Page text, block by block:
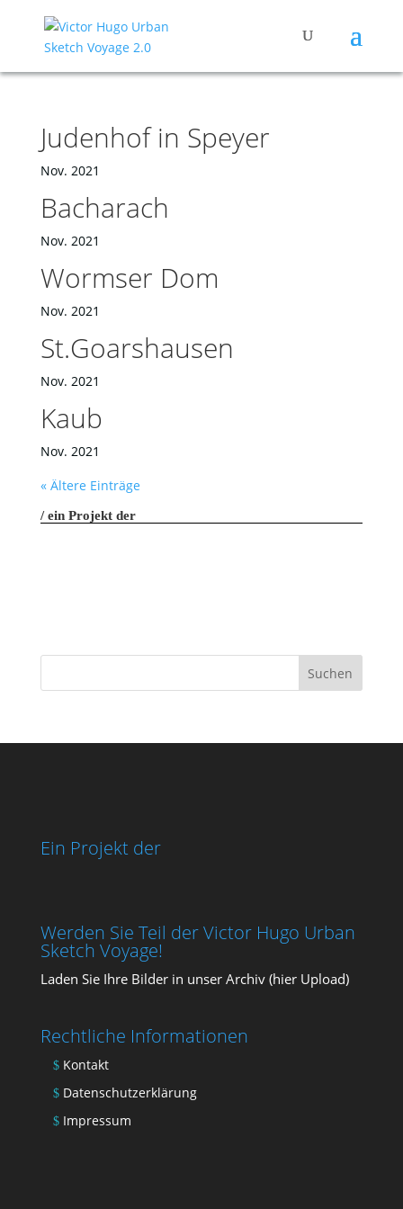
Judenhof in Speyer
Nov. 2021
Bacharach
Nov. 2021
Wormser Dom
Nov. 2021
St.Goarshausen
Nov. 2021
Kaub
Nov. 2021
« Ältere Einträge
ein Projekt der
Ein Projekt der
Werden Sie Teil der Victor Hugo Urban
Sketch Voyage!
Laden Sie Ihre Bil­der in unser Archiv (hier Upload)
Rechtliche Informationen
Kontakt
Datenschutzerklärung
Impressum